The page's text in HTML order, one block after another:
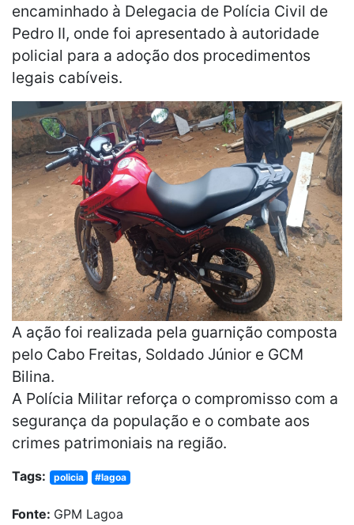
encaminhado à Delegacia de Polícia Civil de
Pedro II, onde foi apresentado à autoridade
policial para a adoção dos procedimentos
legais cabíveis.
A ação foi realizada pela guarnição composta
pelo Cabo Freitas, Soldado Júnior e GCM
Bilina.
A Polícia Militar reforça o compromisso com a
segurança da população e o combate aos
crimes patrimoniais na região.
Tags: policia #lagoa
Fonte: GPM Lagoa